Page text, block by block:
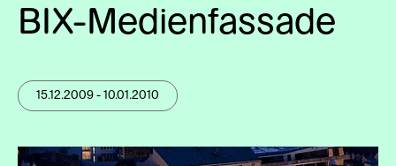
BIX-Medienfassade
15.12.2009 - 10.01.2010